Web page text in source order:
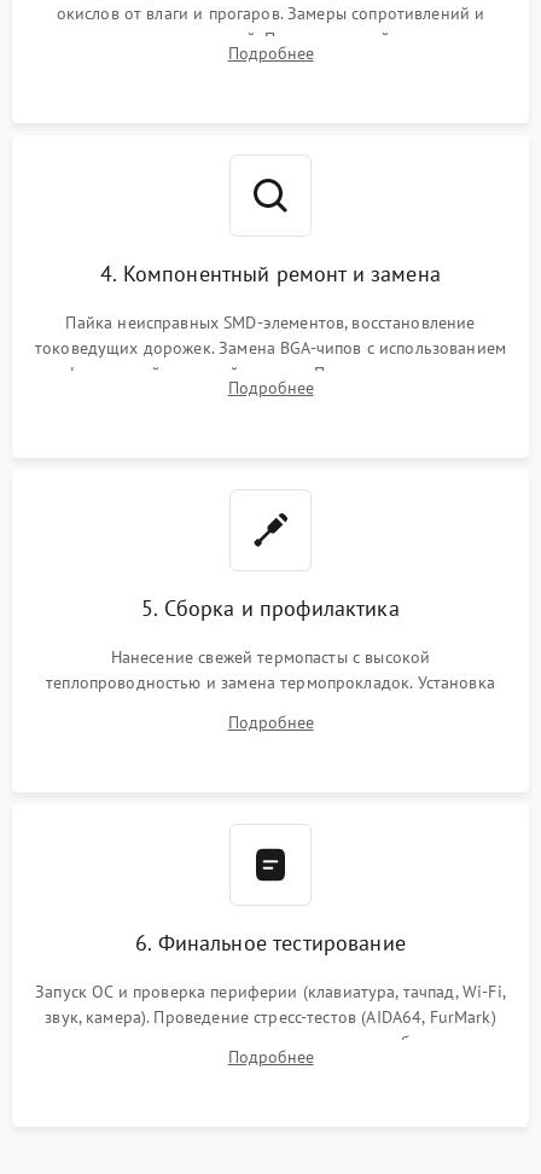
окислов от влаги и прогаров. Замеры сопротивлений и
дежурных напряжений. Проверка цепей питания,
мультиконтроллера, процессора и видеочипа.
Подробнее
4. Компонентный ремонт и замена
Пайка неисправных SMD-элементов, восстановление
токоведущих дорожек. Замена BGA-чипов с использованием
инфракрасной паяльной станции. Прошивка микросхемы
BIOS или замена поврежденных портов USB
Подробнее
5. Сборка и профилактика
Нанесение свежей термопасты с высокой
теплопроводностью и замена термопрокладок. Установка
шлейфов, модулей памяти и накопителей. Предварительная
Подробнее
6. Финальное тестирование
Запуск ОС и проверка периферии (клавиатура, тачпад, Wi-Fi,
звук, камера). Проведение стресс-тестов (AIDA64, FurMark)
для контроля температурного режима и стабильности
системы под пиковой нагрузкой.
Подробнее